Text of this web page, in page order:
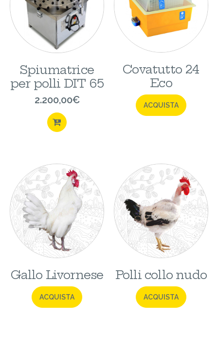
Spiumatrice
per polli DIT 65
2.200,00€
Covatutto 24
Eco
ACQUISTA
Gallo Livornese
ACQUISTA
Polli collo nudo
ACQUISTA